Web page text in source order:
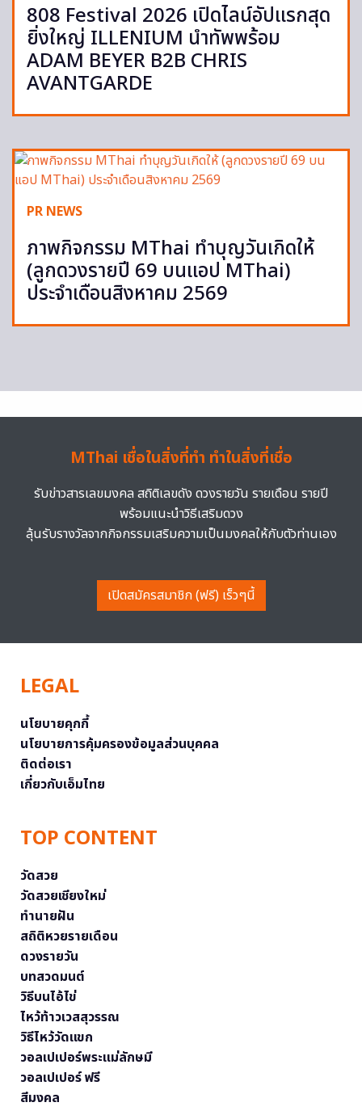
808 Festival 2026 เปิดไลน์อัปแรกสุด
ยิ่งใหญ่ ILLENIUM นำทัพพร้อม
ADAM BEYER B2B CHRIS
AVANTGARDE
PR NEWS
ภาพกิจกรรม MThai ทำบุญวันเกิดให้
(ลูกดวงรายปี 69 บนแอป MThai)
ประจำเดือนสิงหาคม 2569
MThai เชื่อในสิ่งที่ทำ ทำในสิ่งที่เชื่อ
รับข่าวสารเลขมงคล สถิติเลขดัง ดวงรายวัน รายเดือน รายปี
พร้อมแนะนำวิธีเสริมดวง
ลุ้นรับรางวัลจากกิจกรรมเสริมความเป็นมงคลให้กับตัวท่านเอง
เปิดสมัครสมาชิก (ฟรี) เร็วๆนี้
LEGAL
นโยบายคุกกี้
นโยบายการคุ้มครองข้อมูลส่วนบุคคล
ติดต่อเรา
เกี่ยวกับเอ็มไทย
TOP CONTENT
วัดสวย
วัดสวยเชียงใหม่
ทำนายฝัน
สถิติหวยรายเดือน
ดวงรายวัน
บทสวดมนต์
วิธีบนไอ้ไข่
ไหว้ท้าวเวสสุวรรณ
วิธีไหว้วัดแขก
วอลเปเปอร์พระแม่ลักษมี
วอลเปเปอร์ ฟรี
สีมงคล